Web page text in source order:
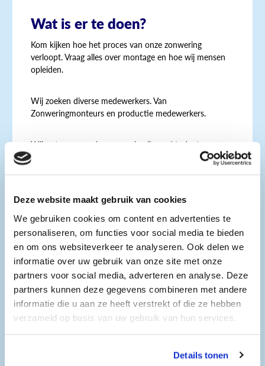
Deze website maakt gebruik van cookies
We gebruiken cookies om content en advertenties te
personaliseren, om functies voor social media te bieden
en om ons websiteverkeer te analyseren. Ook delen we
informatie over uw gebruik van onze site met onze
partners voor social media, adverteren en analyse. Deze
partners kunnen deze gegevens combineren met andere
informatie die u aan ze heeft verstrekt of die ze hebben
verzameld op basis van uw gebruik van hun services.
Details tonen
Wat is er te doen?
Kom kijken hoe het proces van onze zonwering
verloopt. Vraag alles over montage en hoe wij mensen
opleiden.
Wij zoeken diverse medewerkers. Van
Zonweringmonteurs en productie medewerkers.
Wij ontvangen ook groepen leerlingen/studenten.
Openingstijden
Hoofdvestiging
Zaterdag 14 maart 2026
11.00 tot 15.00uur
Vacatures
Productiemedewerker
Productiemedewerker
Bekijk vacature